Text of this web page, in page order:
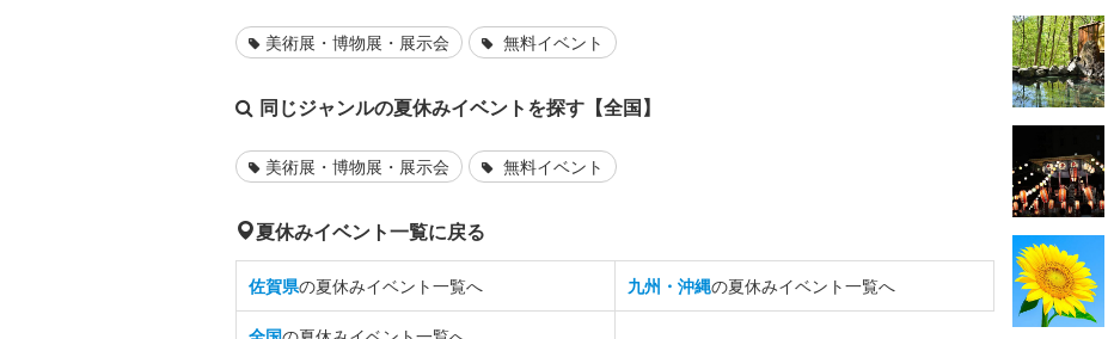
美術展・博物展・展示会 無料イベント
同じジャンルの夏休みイベントを探す【全国】
美術展・博物展・展示会 無料イベント
夏休みイベント一覧に戻る
佐賀県の夏休みイベント一覧へ 九州・沖縄の夏休みイベント一覧へ